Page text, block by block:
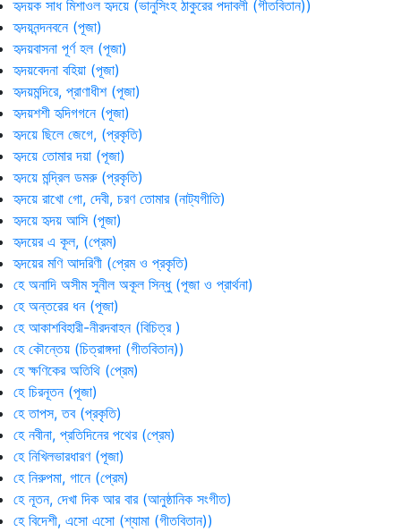
হৃদয়ক সাধ মিশাওল হৃদয়ে (ভানুসিংহ ঠাকুরের পদাবলী (গীতবিতান))
হৃদয়নন্দনবনে (পূজা)
হৃদয়বাসনা পূর্ণ হল (পূজা)
হৃদয়বেদনা বহিয়া (পূজা)
হৃদয়মন্দিরে, প্রাণাধীশ (পূজা)
হৃদয়শশী হৃদিগগনে (পূজা)
হৃদয়ে ছিলে জেগে, (প্রকৃতি)
হৃদয়ে তোমার দয়া (পূজা)
হৃদয়ে মন্দ্রিল ডমরু (প্রকৃতি)
হৃদয়ে রাখো গো, দেবী, চরণ তোমার (নাট্যগীতি)
হৃদয়ে হৃদয় আসি (পূজা)
হৃদয়ের এ কূল, (প্রেম)
হৃদয়ের মণি আদরিণী (প্রেম ও প্রকৃতি)
হে অনাদি অসীম সুনীল অকূল সিন্ধু (পূজা ও প্রার্থনা)
হে অন্তরের ধন (পূজা)
হে আকাশবিহারী-নীরদবাহন (বিচিত্র )
হে কৌন্তেয় (চিত্রাঙ্গদা (গীতবিতান))
হে ক্ষণিকের অতিথি (প্রেম)
হে চিরনূতন (পূজা)
হে তাপস, তব (প্রকৃতি)
হে নবীনা, প্রতিদিনের পথের (প্রেম)
হে নিখিলভারধারণ (পূজা)
হে নিরুপমা, গানে (প্রেম)
হে নূতন, দেখা দিক আর বার (আনুষ্ঠানিক সংগীত)
হে বিদেশী, এসো এসো (শ্যামা (গীতবিতান))